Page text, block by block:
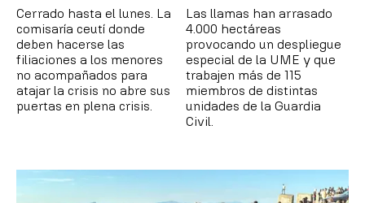
Cerrado hasta el lunes. La
comisaría ceutí donde
deben hacerse las
filiaciones a los menores
no acompañados para
atajar la crisis no abre sus
puertas en plena crisis.
Las llamas han arrasado
4.000 hectáreas
provocando un despliegue
especial de la UME y que
trabajen más de 115
miembros de distintas
unidades de la Guardia
Civil.